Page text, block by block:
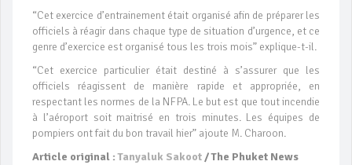
“Cet exercice d’entrainement était organisé afin de préparer les
officiels à réagir dans chaque type de situation d’urgence, et ce
genre d’exercice est organisé tous les trois mois” explique-t-il.
“Cet exercice particulier était destiné à s’assurer que les
officiels réagissent de manière rapide et appropriée, en
respectant les normes de la NFPA. Le but est que tout incendie
à l’aéroport soit maitrisé en trois minutes. Les équipes de
pompiers ont fait du bon travail hier” ajoute M. Charoon.
Article original :Tanyaluk Sakoot / The Phuket News